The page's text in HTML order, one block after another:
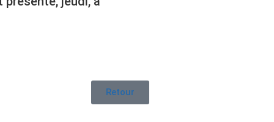
Retour